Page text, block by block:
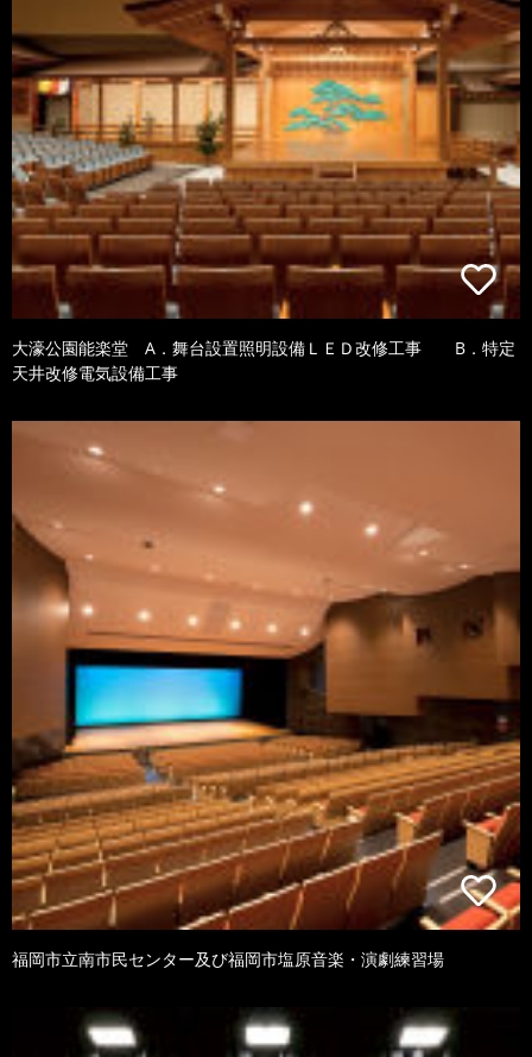
大濠公園能楽堂 A．舞台設置照明設備ＬＥＤ改修工事 B．特定
天井改修電気設備工事
福岡市立南市民センター及び福岡市塩原音楽・演劇練習場